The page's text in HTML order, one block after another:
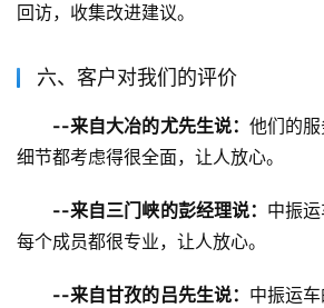
回访，收集改进建议。
六、客户对我们的评价
--来自大冶的尤先生说： 他们的
细节都考虑得很全面，让人放心。
--来自三门峡的彭经理说： 中振运
每个成员都很专业，让人放心。
--来自甘孜的吕先生说： 中振运车